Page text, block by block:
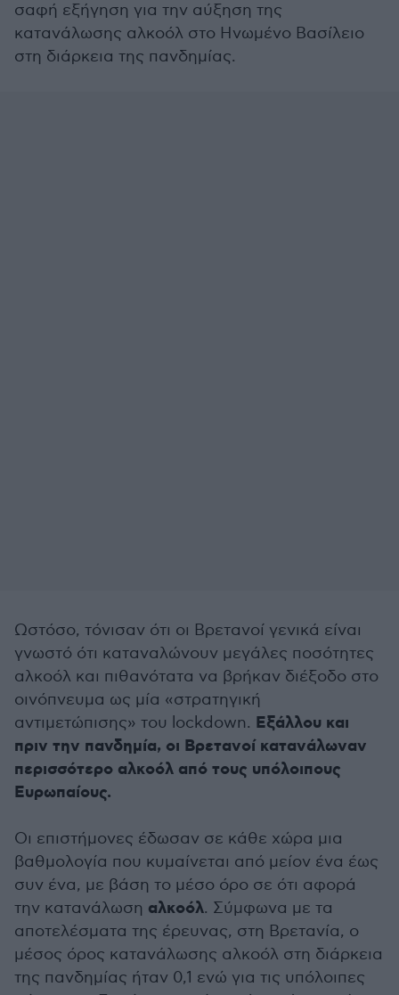
σαφή εξήγηση για την αύξηση της
κατανάλωσης αλκοόλ στο Ηνωμένο Βασίλειο
στη διάρκεια της πανδημίας.
Ωστόσο, τόνισαν ότι οι Βρετανοί γενικά είναι
γνωστό ότι καταναλώνουν μεγάλες ποσότητες
αλκοόλ και πιθανότατα να βρήκαν διέξοδο στο
οινόπνευμα ως μία «στρατηγική
αντιμετώπισης» του lockdown. Εξάλλου και
πριν την πανδημία, οι Βρετανοί κατανάλωναν
περισσότερο αλκοόλ από τους υπόλοιπους
Ευρωπαίους.
Οι επιστήμονες έδωσαν σε κάθε χώρα μια
βαθμολογία που κυμαίνεται από μείον ένα έως
συν ένα, με βάση το μέσο όρο σε ότι αφορά
την κατανάλωση αλκοόλ. Σύμφωνα με τα
αποτελέσματα της έρευνας, στη Βρετανία, ο
μέσος όρος κατανάλωσης αλκοόλ στη διάρκεια
της πανδημίας ήταν 0,1 ενώ για τις υπόλοιπες